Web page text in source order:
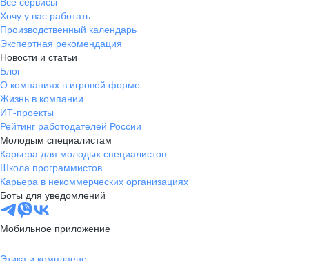
Хочу у вас работать
Производственный календарь
Экспертная рекомендация
Новости и статьи
Блог
О компаниях в игровой форме
Жизнь в компании
ИТ-проекты
Рейтинг работодателей России
Молодым специалистам
Карьера для молодых специалистов
Школа программистов
Карьера в некоммерческих организациях
Боты для уведомлений
Мобильное приложение